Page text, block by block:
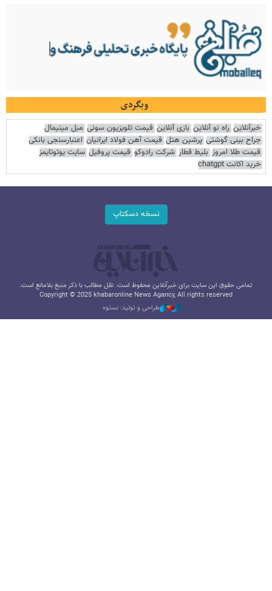
وبگردی
خبرآنلاین راه نو آنلاین بازی آنلاین قیمت تلویزیون سونی مبل مینیمال
جراح بینی گوشتی پرشین هتل قیمت آهن فولاد ایرانیان اعتبارسنجی بانکی
قیمت طلا امروز بلیط قطار شرکت رادوکو قیمت پروفیل سایت یوتوتایمز
خرید اکانت chatgpt
نسخه دسکتاپ
تمامی حقوق این سایت برای خبرآنلاین محفوظ است. نقل مطالب با ذکر منبع بلامانع است.
Copyright © 2025 khabaronline News Agancy, All rights reserved
طراحی و تولید: نستوه